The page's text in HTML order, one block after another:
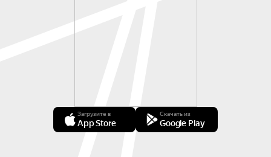
Загрузите в
App Store
Скачать из
Google Play